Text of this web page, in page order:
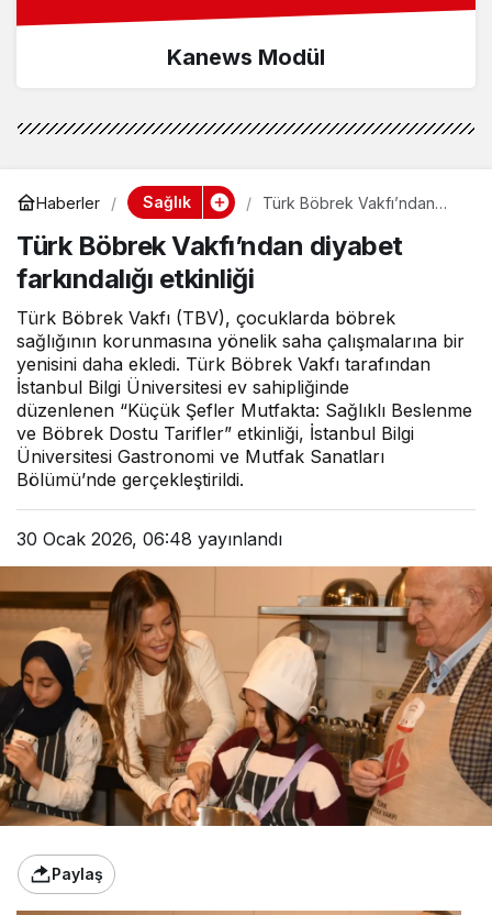
Kanews Modül
Haberler Sağlık
Türk Böbrek Vakfı’ndan
Türk Böbrek Vakfı’ndan diyabet
farkındalığı etkinliği
Türk Böbrek Vakfı (TBV), çocuklarda böbrek
sağlığının korunmasına yönelik saha çalışmalarına bir
yenisini daha ekledi. Türk Böbrek Vakfı tarafından
İstanbul Bilgi Üniversitesi ev sahipliğinde
düzenlenen “Küçük Şefler Mutfakta: Sağlıklı Beslenme
ve Böbrek Dostu Tarifler” etkinliği, İstanbul Bilgi
Üniversitesi Gastronomi ve Mutfak Sanatları
Bölümü’nde gerçekleştirildi.
30 Ocak 2026, 06:48 yayınlandı
Paylaş